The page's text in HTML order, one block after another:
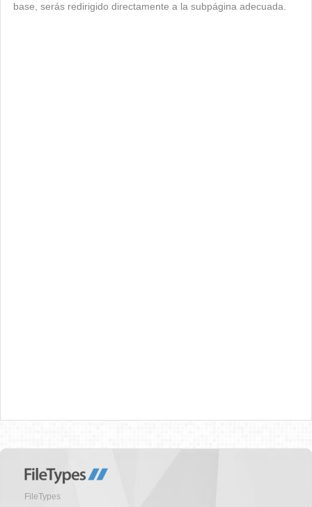
base, serás redirigido directamente a la subpágina adecuada.
FileTypes